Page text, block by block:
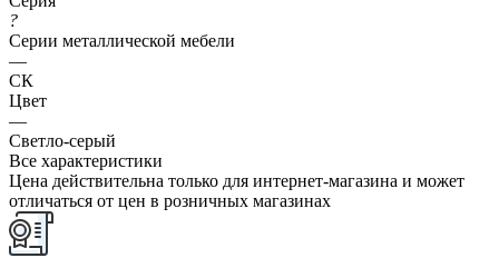
?
Серии металлической мебели
—
СК
Цвет
—
Светло-серый
Все характеристики
Цена действительна только для интернет-магазина и может
отличаться от цен в розничных магазинах